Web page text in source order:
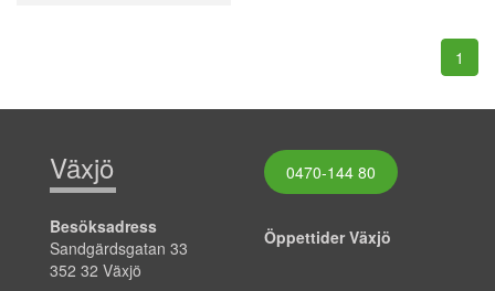
1
Växjö
Besöksadress
Sandgärdsgatan 33
352 32 Växjö
0470-144 80
Öppettider Växjö